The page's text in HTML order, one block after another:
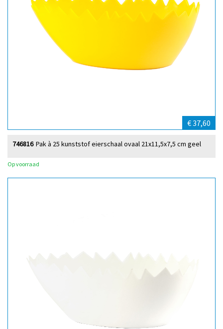
€ 37,60
Pak à 25 kunststof eierschaal ovaal 21x11,5x7,5 cm geel
746816
Op voorraad